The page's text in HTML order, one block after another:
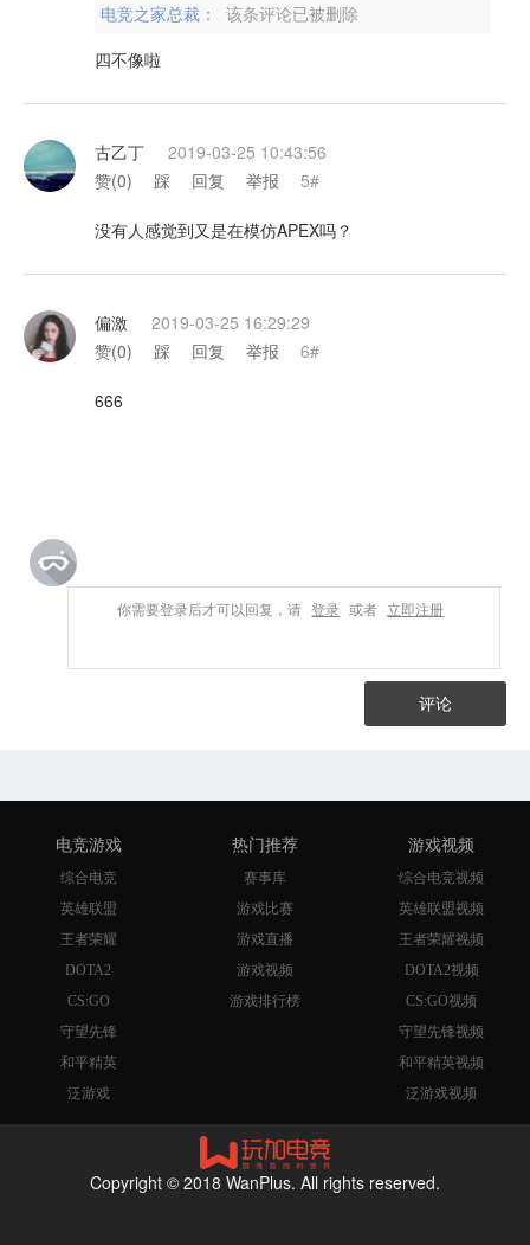
电竞之家总裁：
该条评论已被删除
四不像啦
古乙丁
2019-03-25 10:43:56
赞(0) 踩 回复 举报 5#
没有人感觉到又是在模仿APEX吗？
偏激
2019-03-25 16:29:29
赞(0) 踩 回复 举报 6#
666
你需要登录后才可以回复，请 登录 或者 立即注册
评论
电竞游戏
综合电竞
英雄联盟
王者荣耀
DOTA2
CS:GO
守望先锋
和平精英
泛游戏
热门推荐
赛事库
游戏比赛
游戏直播
游戏视频
游戏排行榜
游戏视频
综合电竞视频
英雄联盟视频
王者荣耀视频
DOTA2视频
CS:GO视频
守望先锋视频
和平精英视频
泛游戏视频
Copyright © 2018 WanPlus. All rights reserved.